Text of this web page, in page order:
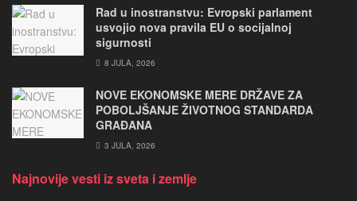
Rad u inostranstvu: Evropski parlament
usvojio nova pravila EU o socijalnoj
sigurnosti
8 JULA, 2026
NOVE EKONOMSKE MERE DRŽAVE ZA
POBOLJŠANJE ŽIVOTNOG STANDARDA
GRAĐANA
3 JULA, 2026
Najnovije vesti iz sveta i zemlje